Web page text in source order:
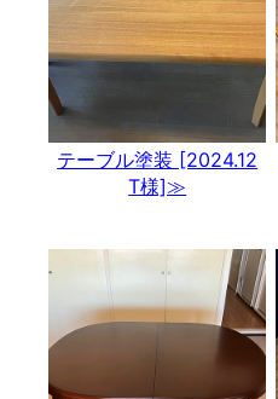
テーブル塗装 [2024.12
T様]≫